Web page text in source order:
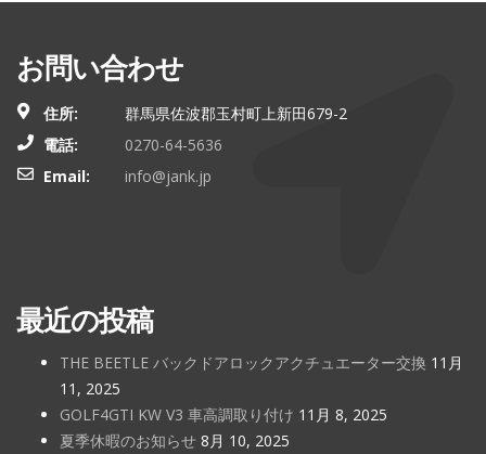
お問い合わせ
住所:
群馬県佐波郡玉村町上新田679-2
電話:
0270-64-5636
Email:
info@jank.jp
最近の投稿
THE BEETLE バックドアロックアクチュエーター交換 11月
11, 2025
GOLF4GTI KW V3 車高調取り付け 11月 8, 2025
夏季休暇のお知らせ 8月 10, 2025